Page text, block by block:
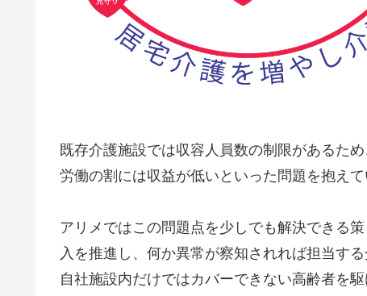
既存介護施設では収容人員数の制限があるた
労働の割には収益が低いといった問題を抱えて
アリメではこの問題点を少しでも解決できる
入を推進し、何か異常が察知されれば担当す
自社施設内だけではカバーできない高齢者を